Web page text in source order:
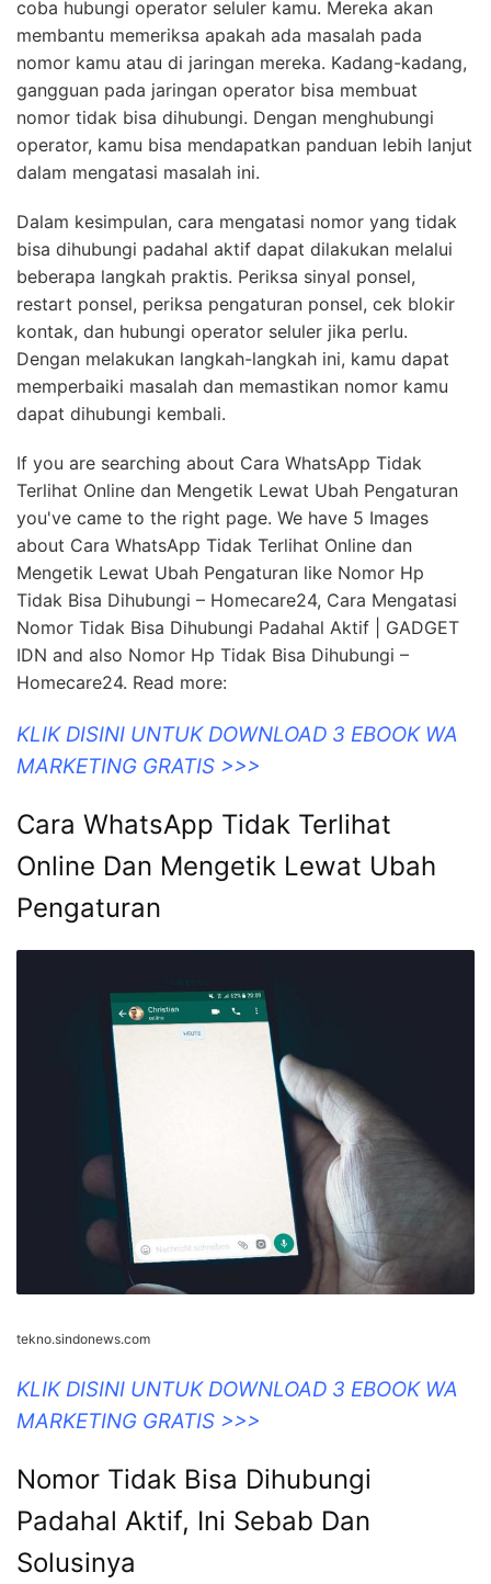
coba hubungi operator seluler kamu. Mereka akan
membantu memeriksa apakah ada masalah pada
nomor kamu atau di jaringan mereka. Kadang-kadang,
gangguan pada jaringan operator bisa membuat
nomor tidak bisa dihubungi. Dengan menghubungi
operator, kamu bisa mendapatkan panduan lebih lanjut
dalam mengatasi masalah ini.
Dalam kesimpulan, cara mengatasi nomor yang tidak
bisa dihubungi padahal aktif dapat dilakukan melalui
beberapa langkah praktis. Periksa sinyal ponsel,
restart ponsel, periksa pengaturan ponsel, cek blokir
kontak, dan hubungi operator seluler jika perlu.
Dengan melakukan langkah-langkah ini, kamu dapat
memperbaiki masalah dan memastikan nomor kamu
dapat dihubungi kembali.
If you are searching about Cara WhatsApp Tidak
Terlihat Online dan Mengetik Lewat Ubah Pengaturan
you've came to the right page. We have 5 Images
about Cara WhatsApp Tidak Terlihat Online dan
Mengetik Lewat Ubah Pengaturan like Nomor Hp
Tidak Bisa Dihubungi – Homecare24, Cara Mengatasi
Nomor Tidak Bisa Dihubungi Padahal Aktif | GADGET
IDN and also Nomor Hp Tidak Bisa Dihubungi –
Homecare24. Read more:
KLIK DISINI UNTUK DOWNLOAD 3 EBOOK WA
MARKETING GRATIS >>>
Cara WhatsApp Tidak Terlihat
Online Dan Mengetik Lewat Ubah
Pengaturan
tekno.sindonews.com
KLIK DISINI UNTUK DOWNLOAD 3 EBOOK WA
MARKETING GRATIS >>>
Nomor Tidak Bisa Dihubungi
Padahal Aktif, Ini Sebab Dan
Solusinya